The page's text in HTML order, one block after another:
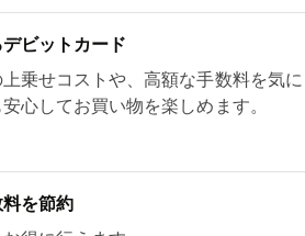
ビットカード
乗せコストや、高額な手数料を気に
心してお買い物を楽しめます。
を節約